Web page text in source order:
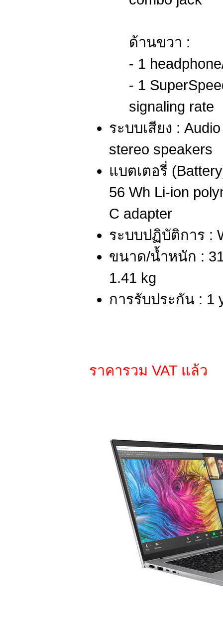
ด้านขวา :
- 1
- 1
signaling rate
ระบบเสียง :
stereo speakers
แบตเตอรี่
56 Wh Li-ion
C adapter
ระบบปฏิบัติการ :
ขนาด/น้ำหนัก :
1.41 kg
การรับประกัน : 1
ราคารวม VAT แล้ว